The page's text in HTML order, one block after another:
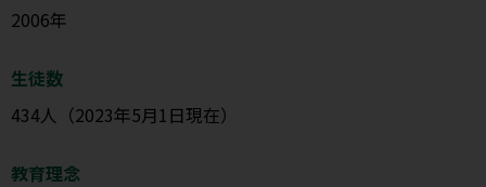
2006年
生徒数
434人（2023年5月1日現在）
教育理念